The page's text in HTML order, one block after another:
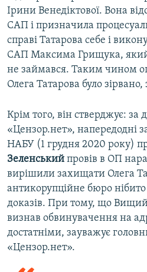
Ірини Венедіктової. Вона
САП і призначила
справі Татарова себе і
САП Максима Грищука,
не займався. Таким чином
Олега Татарова було
Крім того, він стверджує:
«Цензор.нет», напередодні
НАБУ (1 грудня 2020 року)
Зеленський провів в ОП
вирішили захищати Олега
антикорупційне бюро
доказів. При тому, що
визнав обвинувачення на
достатніми, зауважує
«Цензор.нет».